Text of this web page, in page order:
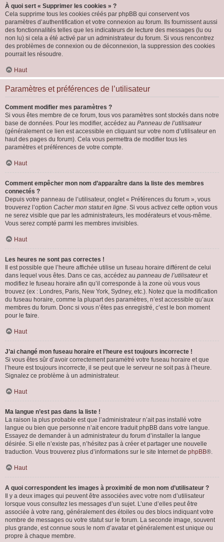
À quoi sert « Supprimer les cookies » ?
Cela supprime tous les cookies créés par phpBB qui conservent vos
paramètres d’authentification et votre connexion au forum. Ils fournissent aussi
des fonctionnalités telles que les indicateurs de lecture des messages (lu ou
non lu) si cela a été activé par un administrateur du forum. Si vous rencontrez
des problèmes de connexion ou de déconnexion, la suppression des cookies
pourrait les résoudre.
Haut
Paramètres et préférences de l’utilisateur
Comment modifier mes paramètres ?
Si vous êtes membre de ce forum, tous vos paramètres sont stockés dans notre
base de données. Pour les modifier, accédez au Panneau de l’utilisateur
(généralement ce lien est accessible en cliquant sur votre nom d’utilisateur en
haut des pages du forum). Cela vous permettra de modifier tous les
paramètres et préférences de votre compte.
Haut
Comment empêcher mon nom d’apparaître dans la liste des membres
connectés ?
Depuis votre panneau de l’utilisateur, onglet « Préférences du forum », vous
trouverez l’option Cacher mon statut en ligne. Si vous activez cette option vous
ne serez visible que par les administrateurs, les modérateurs et vous-même.
Vous serez compté parmi les membres invisibles.
Haut
Les heures ne sont pas correctes !
Il est possible que l’heure affichée utilise un fuseau horaire différent de celui
dans lequel vous êtes. Dans ce cas, accédez au panneau de l’utilisateuret
modifiez le fuseau horaire afin qu’il corresponde à la zone où vous vous
trouvez (ex : Londres, Paris, New York, Sydney, etc.). Notez que la modification
du fuseau horaire, comme la plupart des paramètres, n’est accessible qu’aux
membres du forum. Donc si vous n’êtes pas enregistré, c’est le bon moment
pour le faire.
Haut
J’ai changé mon fuseau horaire et l’heure est toujours incorrecte !
Si vous êtes sûr d’avoir correctement paramétré votre fuseau horaire et que
l’heure est toujours incorrecte, il se peut que le serveur ne soit pas à l’heure.
Signalez ce problème à un administrateur.
Haut
Ma langue n’est pas dans la liste !
La raison la plus probable est que l’administrateur n’ait pas installé votre
langue ou bien que personne n’ait encore traduit phpBB dans votre langue.
Essayez de demander à un administrateur du forum d’installer la langue
désirée. Si elle n’existe pas, n’hésitez pas à créer et partager une nouvelle
traduction. Vous trouverez plus d’informations sur le site Internet de phpBB®.
Haut
A quoi correspondent les images à proximité de mon nom d’utilisateur ?
Il y a deux images qui peuvent être associées avec votre nom d’utilisateur
lorsque vous consultez les messages d’un sujet. L’une d’elles peut être
associée à votre rang, généralement des étoiles ou des blocs indiquant votre
nombre de messages ou votre statut sur le forum. La seconde image, souvent
plus grande, est connue sous le nom d’avatar et généralement est unique ou
propre à chaque membre.